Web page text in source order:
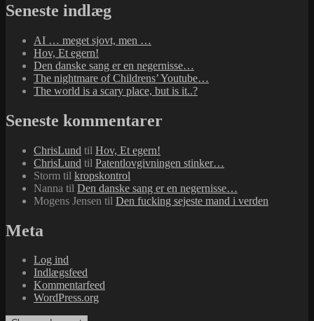
Seneste indlæg
AI … meget sjovt, men …
Hov, Et egern!
Den danske sang er en negernisse…
The nightmare of Childrens’ Youtube…
The world is a scary place, but is it..?
Seneste kommentarer
ChrisLund til Hov, Et egern!
ChrisLund til Patentlovgivningen stinker…
Storm til kropskontrol
Nanna til Den danske sang er en negernisse…
Mogens Jensen til Den fucking sejeste mand i verden
Meta
Log ind
Indlægsfeed
Kommentarfeed
WordPress.org